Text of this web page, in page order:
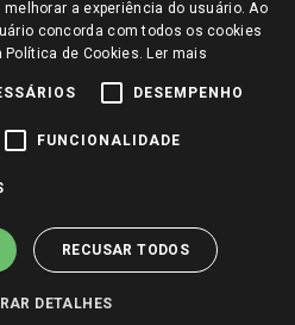
a experiência do usuário. Ao
concorda com todos os cookies
de Cookies. Ler mais
DESEMPENHO
FUNCIONALIDADE
RECUSAR TODOS
DETALHES